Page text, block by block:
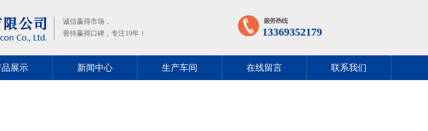
诚信赢得市场，
善待赢得口碑，专注19年！
13369352179
品展示 新闻中心 生产车间 在线留言 联系我们